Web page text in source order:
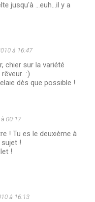
jusqu'à ...euh...il y a
à 16:47
chier sur la variété
dès que possible !
00:17
! Tu es le deuxième à
!
!
à 16:13